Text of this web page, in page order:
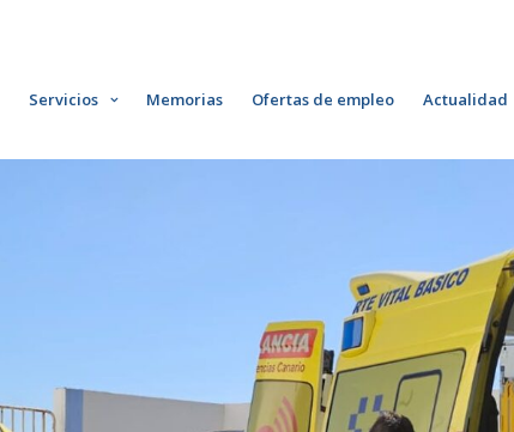
Servicios Memorias Ofertas de empleo Actualidad